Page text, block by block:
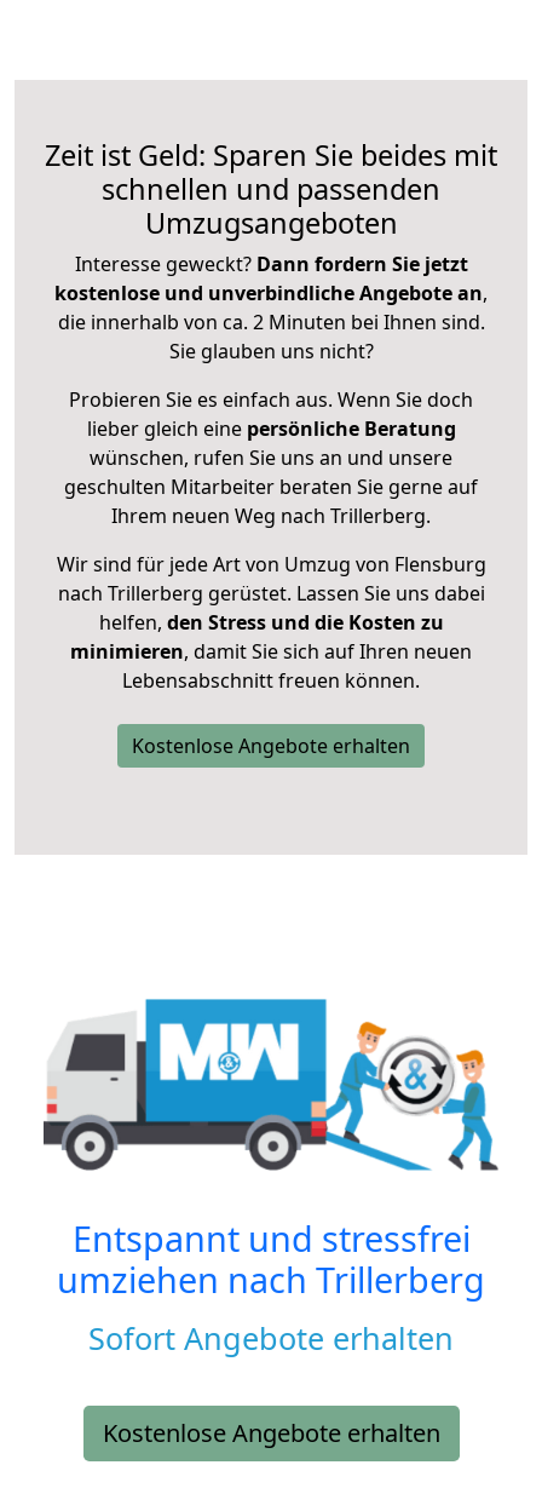
Zeit ist Geld: Sparen Sie beides mit
schnellen und passenden
Umzugsangeboten
Interesse geweckt? Dann fordern Sie jetzt
kostenlose und unverbindliche Angebote an,
die innerhalb von ca. 2 Minuten bei Ihnen sind.
Sie glauben uns nicht?
Probieren Sie es einfach aus. Wenn Sie doch
lieber gleich eine persönliche Beratung
wünschen, rufen Sie uns an und unsere
geschulten Mitarbeiter beraten Sie gerne auf
Ihrem neuen Weg nach Trillerberg.
Wir sind für jede Art von Umzug von Flensburg
nach Trillerberg gerüstet. Lassen Sie uns dabei
helfen, den Stress und die Kosten zu
minimieren, damit Sie sich auf Ihren neuen
Lebensabschnitt freuen können.
Kostenlose Angebote erhalten
Entspannt und stressfrei
umziehen nach Trillerberg
Sofort Angebote erhalten
Kostenlose Angebote erhalten